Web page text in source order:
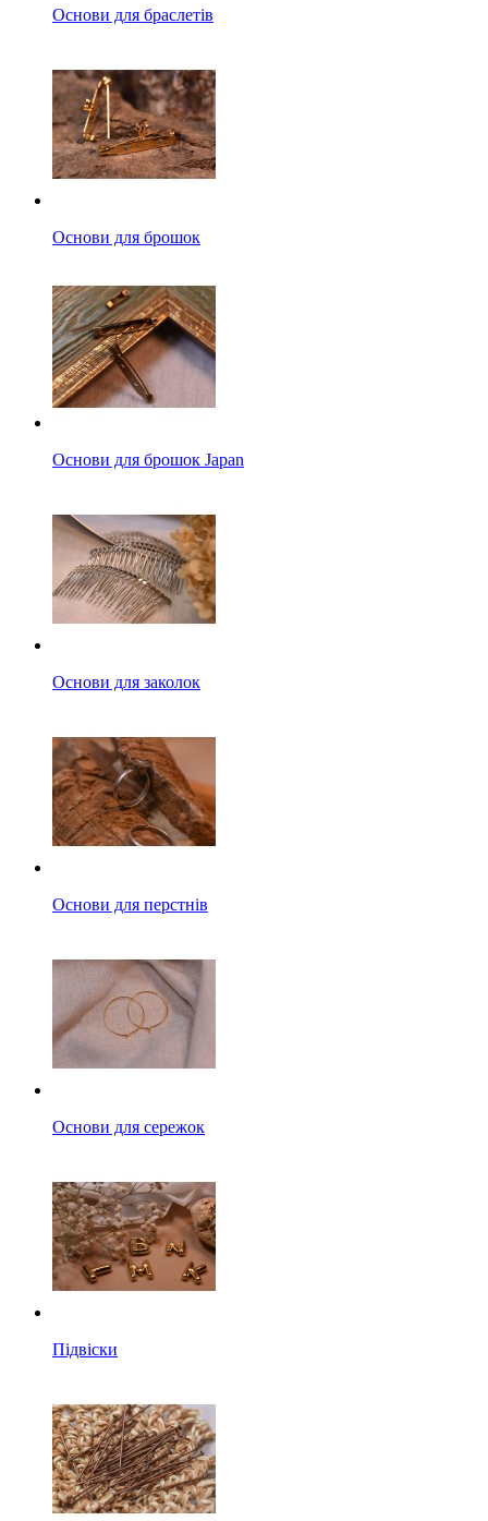
Основи для браслетів
Основи для брошок
Основи для брошок Japan
Основи для заколок
Основи для перстнів
Основи для сережок
Підвіски